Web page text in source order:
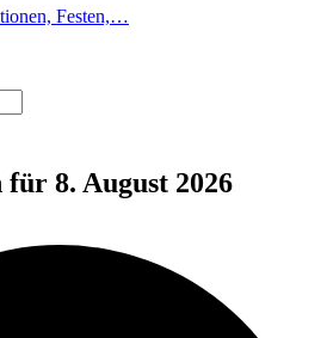
Festen,…
8. August 2026